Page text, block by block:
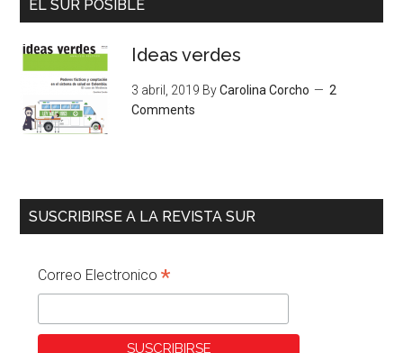
EL SUR POSIBLE
Ideas verdes
3 abril, 2019 ByCarolina Corcho
2
Comments
SUSCRIBIRSE A LA REVISTA SUR
Correo Electronico*